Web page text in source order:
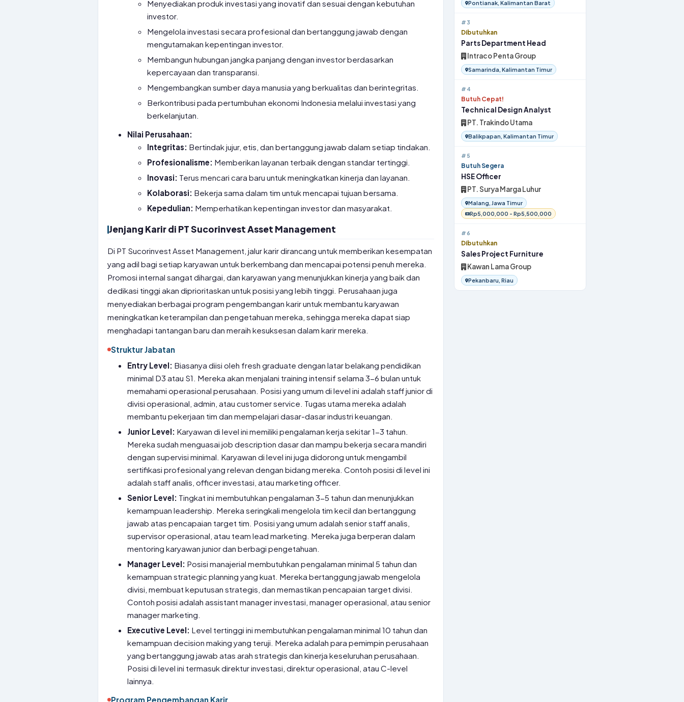
Menyediakan produk investasi yang inovatif dan sesuai dengan kebutuhan
investor.
Mengelola investasi secara profesional dan bertanggung jawab dengan
mengutamakan kepentingan investor.
Membangun hubungan jangka panjang dengan investor berdasarkan
kepercayaan dan transparansi.
Mengembangkan sumber daya manusia yang berkualitas dan berintegritas.
Berkontribusi pada pertumbuhan ekonomi Indonesia melalui investasi yang
berkelanjutan.
Nilai Perusahaan:
Integritas: Bertindak jujur, etis, dan bertanggung jawab dalam setiap tindakan.
Profesionalisme: Memberikan layanan terbaik dengan standar tertinggi.
Inovasi: Terus mencari cara baru untuk meningkatkan kinerja dan layanan.
Kolaborasi: Bekerja sama dalam tim untuk mencapai tujuan bersama.
Kepedulian: Memperhatikan kepentingan investor dan masyarakat.
Jenjang Karir di PT Sucorinvest Asset Management
Di PT Sucorinvest Asset Management, jalur karir dirancang untuk memberikan kesempatan
yang adil bagi setiap karyawan untuk berkembang dan mencapai potensi penuh mereka.
Promosi internal sangat dihargai, dan karyawan yang menunjukkan kinerja yang baik dan
dedikasi tinggi akan diprioritaskan untuk posisi yang lebih tinggi. Perusahaan juga
menyediakan berbagai program pengembangan karir untuk membantu karyawan
meningkatkan keterampilan dan pengetahuan mereka, sehingga mereka dapat siap
menghadapi tantangan baru dan meraih kesuksesan dalam karir mereka.
Struktur Jabatan
Entry Level: Biasanya diisi oleh fresh graduate dengan latar belakang pendidikan
minimal D3 atau S1. Mereka akan menjalani training intensif selama 3-6 bulan untuk
memahami operasional perusahaan. Posisi yang umum di level ini adalah staff junior di
divisi operasional, admin, atau customer service. Tugas utama mereka adalah
membantu pekerjaan tim dan mempelajari dasar-dasar industri keuangan.
Junior Level: Karyawan di level ini memiliki pengalaman kerja sekitar 1-3 tahun.
Mereka sudah menguasai job description dasar dan mampu bekerja secara mandiri
dengan supervisi minimal. Karyawan di level ini juga didorong untuk mengambil
sertifikasi profesional yang relevan dengan bidang mereka. Contoh posisi di level ini
adalah staff analis, officer investasi, atau marketing officer.
Senior Level: Tingkat ini membutuhkan pengalaman 3-5 tahun dan menunjukkan
kemampuan leadership. Mereka seringkali mengelola tim kecil dan bertanggung
jawab atas pencapaian target tim. Posisi yang umum adalah senior staff analis,
supervisor operasional, atau team lead marketing. Mereka juga berperan dalam
mentoring karyawan junior dan berbagi pengetahuan.
Manager Level: Posisi manajerial membutuhkan pengalaman minimal 5 tahun dan
kemampuan strategic planning yang kuat. Mereka bertanggung jawab mengelola
divisi, membuat keputusan strategis, dan memastikan pencapaian target divisi.
Contoh posisi adalah assistant manager investasi, manager operasional, atau senior
manager marketing.
Executive Level: Level tertinggi ini membutuhkan pengalaman minimal 10 tahun dan
kemampuan decision making yang teruji. Mereka adalah para pemimpin perusahaan
yang bertanggung jawab atas arah strategis dan kinerja keseluruhan perusahaan.
Posisi di level ini termasuk direktur investasi, direktur operasional, atau C-level
lainnya.
Program Pengembangan Karir
Pontianak, Kalimantan Barat
#3
Dibutuhkan
Parts Department Head
Intraco Penta Group
Samarinda, Kalimantan Timur
#4
Butuh Cepat!
Technical Design Analyst
PT. Trakindo Utama
Balikpapan, Kalimantan Timur
#5
Butuh Segera
HSE Officer
PT. Surya Marga Luhur
Malang, Jawa Timur
Rp5,000,000 - Rp5,500,000
#6
Dibutuhkan
Sales Project Furniture
Kawan Lama Group
Pekanbaru, Riau